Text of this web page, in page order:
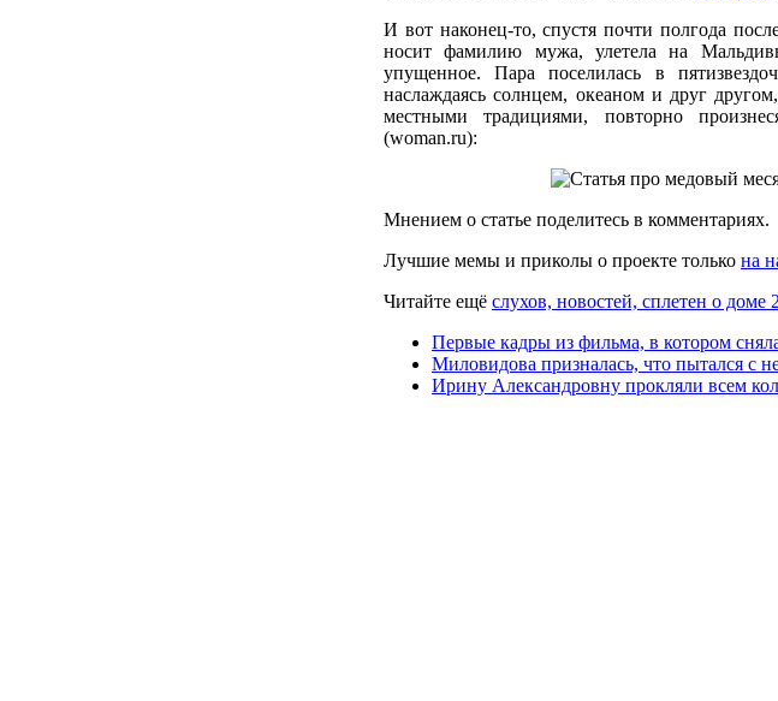
И вот наконец-то, спустя почти полгода
носит фамилию мужа, улетела на
упущенное. Пара поселилась в
наслаждаясь солнцем, океаном и друг
местными традициями, повторно
(woman.ru):
Мнением о статье поделитесь в комментариях.
Лучшие мемы и приколы о проекте только на
Читайте ещё слухов, новостей, сплетен о доме 2
Первые кадры из фильма, в котором
Миловидова призналась, что пытался с
Ирину Александровну прокляли всем